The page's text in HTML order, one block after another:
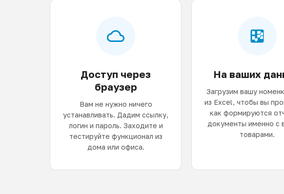
Доступ через
браузер
Вам не нужно ничего
устанавливать. Дадим ссылку,
логин и пароль. Заходите и
тестируйте функционал из
дома или офиса.
На ваших
Загрузим вашу
из Excel, чтобы вы
как формируются
документы именно с
товарами.